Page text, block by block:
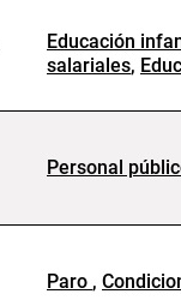
Educación
salariales,
Personal
Paro ,